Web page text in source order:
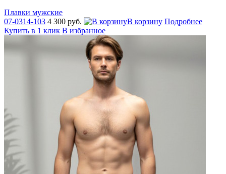
Плавки мужские
07-0314-103 4 300 руб. В корзину Подробнее
Купить в 1 клик В избранное